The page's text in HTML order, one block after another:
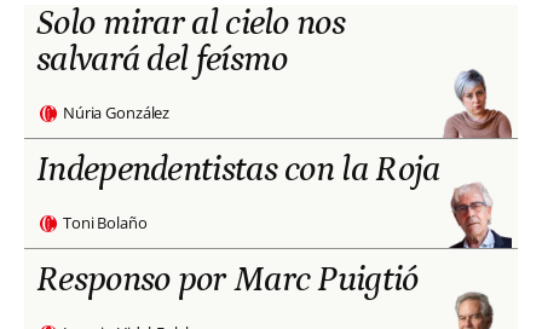
Solo mirar al cielo nos
salvará del feísmo
Núria González
Independentistas con la Roja
Toni Bolaño
Responso por Marc Puigtió